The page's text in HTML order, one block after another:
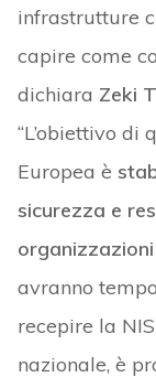
infrastrutture
capire come
dichiara Zeki
“L’obiettivo di
Europea è
sicurezza e
organizzazioni
avranno
recepire la
nazionale, è